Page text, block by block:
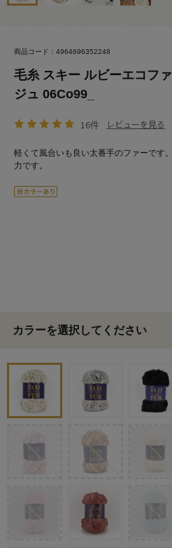
商品コード：4964696352248
毛糸 スキー ルビーエコフ
ジュ 06Co99_
16件 レビューを見る
軽くて風合いも良い太番手のファーです
力です。
カラーを選択してください